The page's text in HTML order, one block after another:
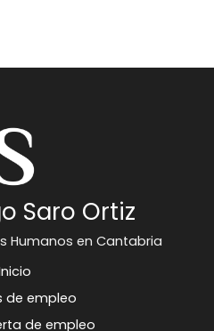
Saro Ortiz
Humanos en Cantabria
de empleo
de empleo